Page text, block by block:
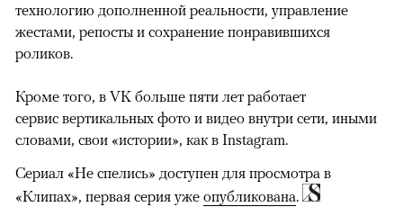
технологию дополненной реальности, управление
жестами, репосты и сохранение понравившихся
роликов.
Кроме того, в VK больше пяти лет работает
сервис вертикальных фото и видео внутри сети, иными
словами, свои «истории», как в Instagram.
Сериал «Не спелись» доступен для просмотра в
«Клипах», первая серия уже опубликована.